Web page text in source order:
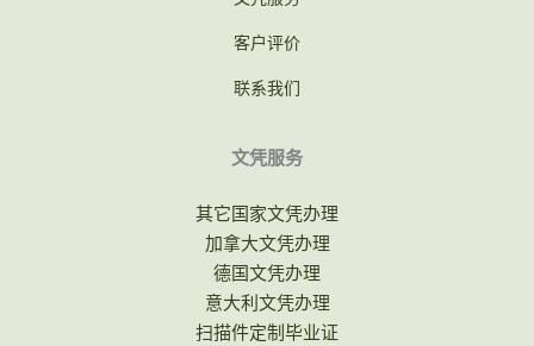
客户评价
联系我们
文凭服务
其它国家文凭办理
加拿大文凭办理
德国文凭办理
意大利文凭办理
扫描件定制毕业证